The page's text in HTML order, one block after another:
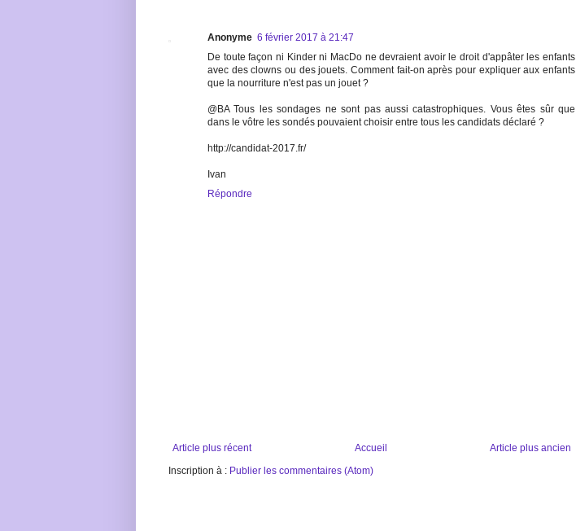
Anonyme 6 février 2017 à 21:47
De toute façon ni Kinder ni MacDo ne devraient avoir le droit d'appâter les enfants
avec des clowns ou des jouets. Comment fait-on après pour expliquer aux enfants
que la nourriture n'est pas un jouet ?
@BA Tous les sondages ne sont pas aussi catastrophiques. Vous êtes sûr que
dans le vôtre les sondés pouvaient choisir entre tous les candidats déclaré ?
http://candidat-2017.fr/
Ivan
Répondre
Article plus récent Article plus ancien
Accueil
Inscription à : Publier les commentaires (Atom)